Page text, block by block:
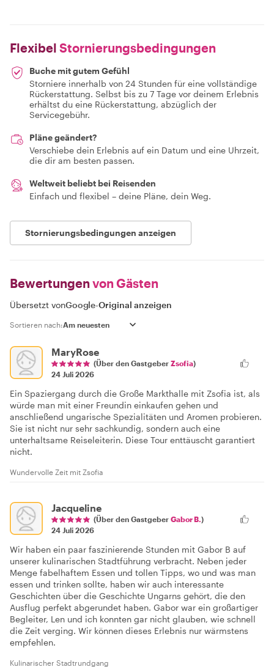
Flexibel Stornierungsbedingungen
Buche mit gutem Gefühl
Storniere innerhalb von 24 Stunden für eine vollständige
Rückerstattung. Selbst bis zu 7 Tage vor deinem Erlebnis
erhältst du eine Rückerstattung, abzüglich der
Servicegebühr.
Pläne geändert?
Verschiebe dein Erlebnis auf ein Datum und eine Uhrzeit,
die dir am besten passen.
Weltweit beliebt bei Reisenden
Einfach und flexibel – deine Pläne, dein Weg.
Stornierungsbedingungen anzeigen
Bewertungen von Gästen
Übersetzt vonGoogle-Original anzeigen
Sortieren nach:
MaryRose
(Über den Gastgeber Zsofia)
24 Juli 2026
Ein Spaziergang durch die Große Markthalle mit Zsofia ist, als
würde man mit einer Freundin einkaufen gehen und
anschließend ungarische Spezialitäten und Aromen probieren.
Sie ist nicht nur sehr sachkundig, sondern auch eine
unterhaltsame Reiseleiterin. Diese Tour enttäuscht garantiert
nicht.
Wundervolle Zeit mit Zsofia
Jacqueline
(Über den Gastgeber Gabor B. )
24 Juli 2026
Wir haben ein paar faszinierende Stunden mit Gabor B auf
unserer kulinarischen Stadtführung verbracht. Neben jeder
Menge fabelhaftem Essen und tollen Tipps, wo und was man
essen und trinken sollte, haben wir auch interessante
Geschichten über die Geschichte Ungarns gehört, die den
Ausflug perfekt abgerundet haben. Gabor war ein großartiger
Begleiter, Len und ich konnten gar nicht glauben, wie schnell
die Zeit verging. Wir können dieses Erlebnis nur wärmstens
empfehlen.
Kulinarischer Stadtrundgang